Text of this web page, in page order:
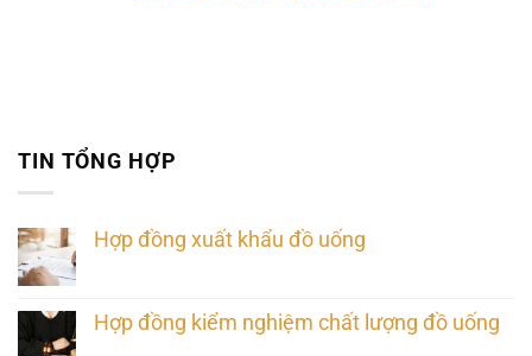
TIN TỔNG HỢP
Hợp đồng xuất khẩu đồ uống
Hợp đồng kiểm nghiệm chất lượng đồ uống